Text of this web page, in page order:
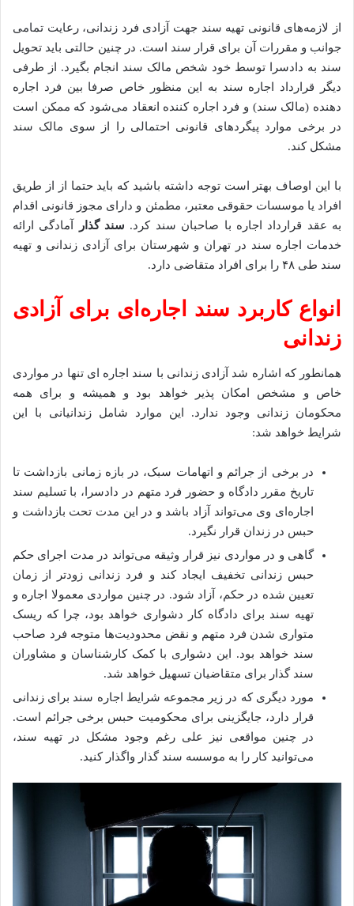
از لازمه‌های قانونی تهیه سند جهت آزادی فرد زندانی، رعایت تمامی
جوانب و مقررات آن برای قرار سند است. در چنین حالتی باید تحویل
سند به دادسرا توسط خود شخص مالک سند انجام بگیرد. از طرفی
دیگر قرارداد اجاره سند به این منظور خاص صرفا بین فرد اجاره
دهنده (مالک سند) و فرد اجاره کننده انعقاد می‌شود که ممکن است
در برخی موارد پیگردهای قانونی احتمالی را از سوی مالک سند
مشکل کند.
با این اوصاف بهتر است توجه داشته باشید که باید حتما از از طریق
افراد یا موسسات حقوقی معتبر، مطمئن و دارای مجوز قانونی اقدام
به عقد قرارداد اجاره با صاحبان سند کرد. سند گذار
آمادگی ارائه
خدمات اجاره سند در تهران و شهرستان برای آزادی زندانی و تهیه
سند طی ۴۸ را برای افراد متقاضی دارد‌.
​انواع کاربرد سند اجاره‌ای برای آزادی
زندانی
همانطور که اشاره شد آزادی زندانی با سند اجاره‌ ای تنها در مواردی
خاص و مشخص امکان پذیر خواهد بود و همیشه و برای همه
محکومان زندانی وجود ندارد. این موارد شامل زندانیانی با این
شرایط خواهد شد:
در برخی از جرائم و اتهامات سبک، در بازه زمانی بازداشت تا
تاریخ مقرر دادگاه و حضور فرد متهم در دادسرا، با تسلیم سند
اجاره‌ای وی می‌تواند آزاد باشد و در این مدت تحت بازداشت و
حبس در زندان قرار نگیرد.
گاهی و در مواردی نیز قرار وثیقه می‌تواند در مدت اجرای حکم
حبس زندانی تخفیف ایجاد کند و فرد زندانی زودتر از زمان
تعیین شده در حکم، آزاد شود‌. در چنین مواردی معمولا اجاره و
تهیه سند برای دادگاه کار دشواری خواهد بود، چرا که ریسک
متواری شدن فرد متهم و نقض محدودیت‌ها متوجه فرد صاحب
سند خواهد بود. این دشواری با کمک کارشناسان و مشاوران
سند گذار برای متقاضیان تسهیل خواهد شد.
مورد دیگری که در زیر مجموعه شرایط اجاره سند برای زندانی
قرار دارد، جایگزینی برای محکومیت حبس برخی جرائم است.
در چنین مواقعی نیز علی رغم وجود مشکل در تهیه سند،
می‌توانید کار را به موسسه سند گذار واگذار کنید.